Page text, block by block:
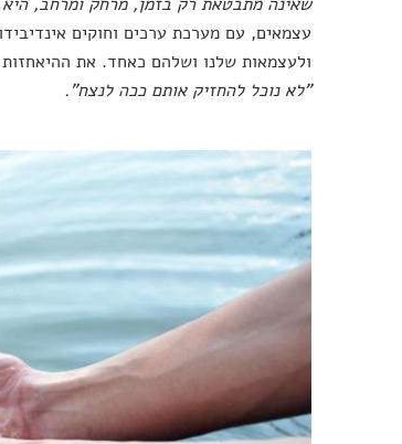
עצמאים, עם מערכת ערכים וחוקים
ולעצמאות שלנו ושלהם כאחד. את
"לא נוכל להחזיק אותם ככה לנצח".